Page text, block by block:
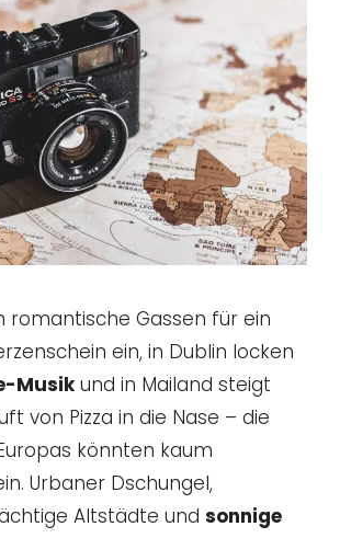
romantische Gassen für ein
ein, in Dublin locken
Musikund in Mailand steigt
von Pizza in die Nase – die
könnten kaum
Urbaner Dschungel,
Altstädte und sonnige